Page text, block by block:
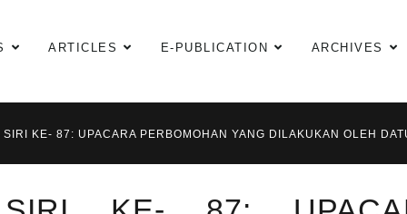
ARTICLES E-PUBLICATION ARCHIVES
SIRI KE- 87: UPACARA PERBOMOHAN YANG DILAKUKAN OLEH